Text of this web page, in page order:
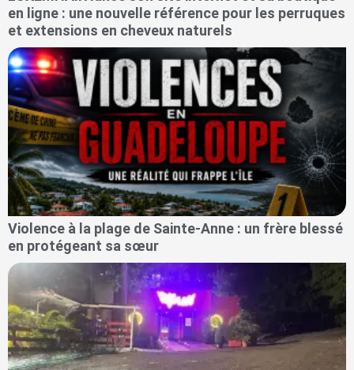
en ligne : une nouvelle référence pour les perruques
et extensions en cheveux naturels
Violence à la plage de Sainte-Anne : un frère blessé
en protégeant sa sœur